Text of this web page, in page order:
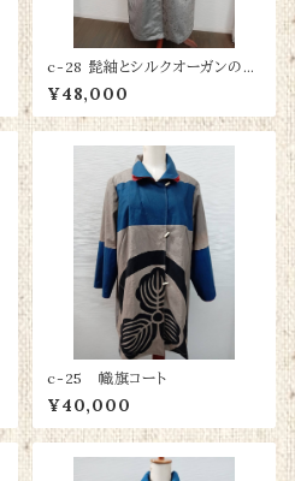
c-28 髭紬とシルクオーガンのコ
ラボコート
¥48,000
c-25 幟旗コート
¥40,000